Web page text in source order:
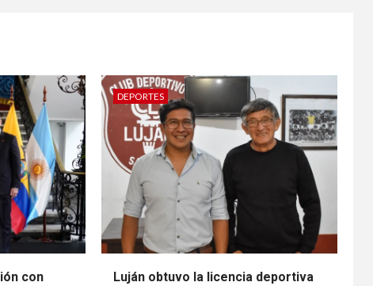
con
DEPORTES
Luján obtuvo la licencia deportiva